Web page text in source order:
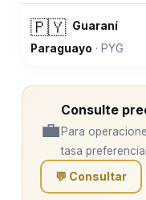
🇵🇾 Guaraní
Paraguayo · PYG
💼
Consulte
Para
tasa
💬 Consultar